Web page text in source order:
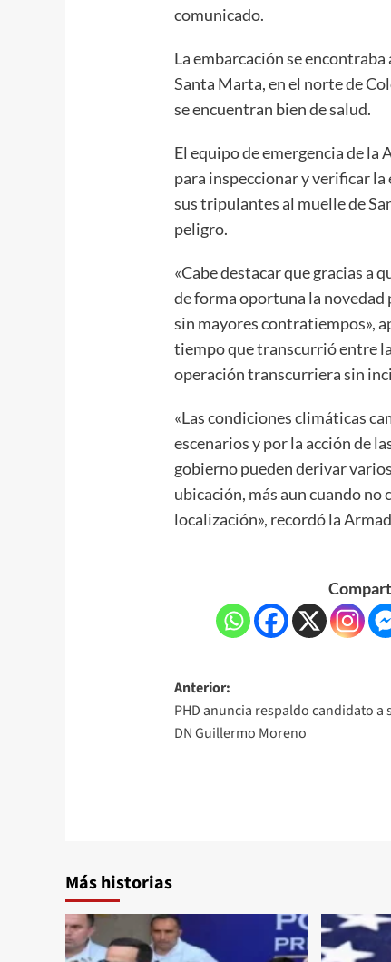
comunicado.
La embarcación se
Santa Marta, en el norte de
se encuentran bien de salud.
El equipo de emergencia de
para inspeccionar y verificar
sus tripulantes al muelle de
peligro.
«Cabe destacar que gracias a
de forma oportuna la novedad
sin mayores contratiempos»,
tiempo que transcurrió entre
operación transcurriera sin
«Las condiciones climáticas
escenarios y por la acción de
gobierno pueden derivar
ubicación, más aun cuando
localización», recordó la
Anterior:
PHD anuncia respaldo candidato a
DN Guillermo Moreno
Más historias